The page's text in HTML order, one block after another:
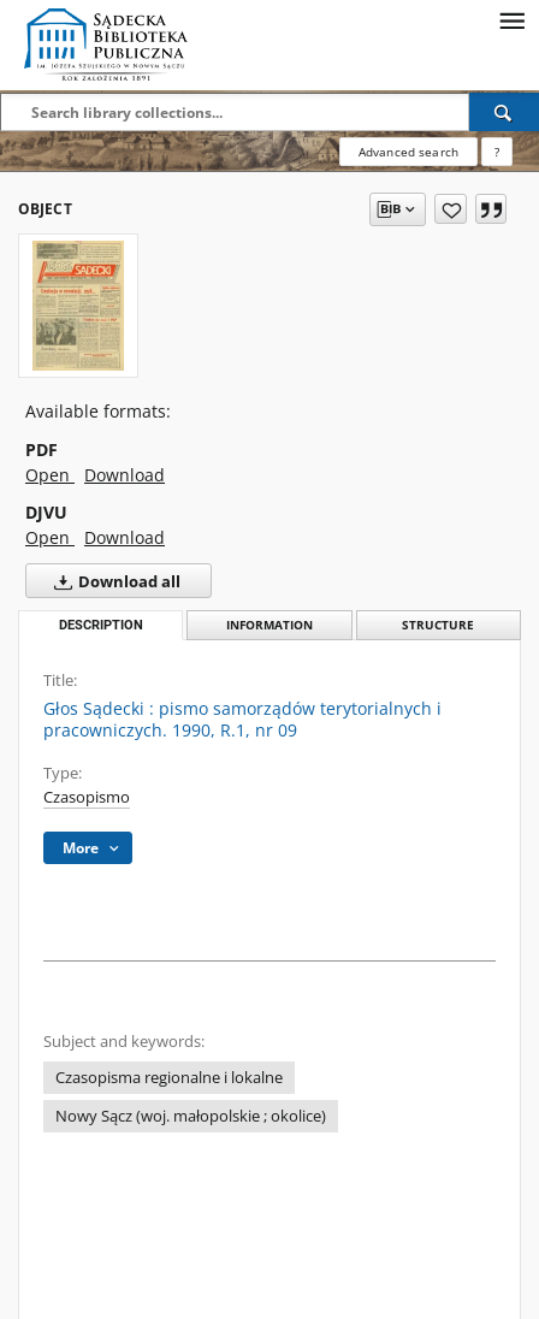
Advanced search ?
OBJECT
Available formats:
PDF
Open
Download
DJVU
Open
Download
Download all
DESCRIPTION INFORMATION STRUCTURE
Title:
Głos Sądecki : pismo samorządów terytorialnych i
pracowniczych. 1990, R.1, nr 09
Type:
Czasopismo
More
Subject and keywords:
Czasopisma regionalne i lokalne
Nowy Sącz (woj. małopolskie ; okolice)